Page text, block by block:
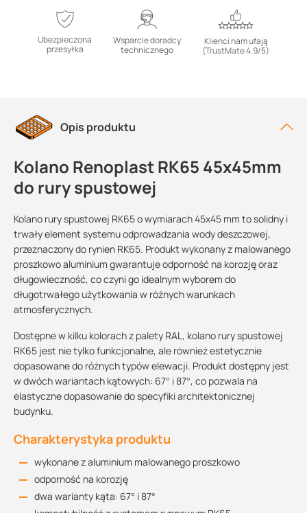
Ubezpieczona
przesyłka
Wsparcie doradcy
technicznego
Klienci nam ufają
(TrustMate 4.9/5)
Opis produktu
Kolano Renoplast RK65 45x45mm
do rury spustowej
Kolano rury spustowej RK65 o wymiarach 45x45 mm to solidny i
trwały element systemu odprowadzania wody deszczowej,
przeznaczony do rynien RK65. Produkt wykonany z malowanego
proszkowo aluminium gwarantuje odporność na korozję oraz
długowieczność, co czyni go idealnym wyborem do
długotrwałego użytkowania w różnych warunkach
atmosferycznych.
Dostępne w kilku kolorach z palety RAL, kolano rury spustowej
RK65 jest nie tylko funkcjonalne, ale również estetycznie
dopasowane do różnych typów elewacji. Produkt dostępny jest
w dwóch wariantach kątowych: 67° i 87°, co pozwala na
elastyczne dopasowanie do specyfiki architektonicznej
budynku.
Charakterystyka produktu
wykonane z aluminium malowanego proszkowo
odporność na korozję
dwa warianty kąta: 67° i 87°